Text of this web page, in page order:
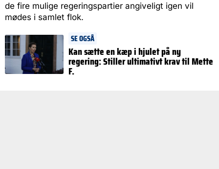
de fire mulige regeringspartier angiveligt igen vil
mødes i samlet flok.
SE OGSÅ
Kan sætte en kæp i hjulet på ny
regering: Stiller ultimativt krav til Mette
F.